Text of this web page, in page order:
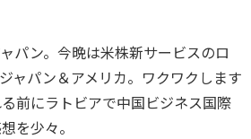
パン。今晩は米株新サービスのロ
ャパン＆アメリカ。ワクワクします
前にラトビアで中国ビジネス国際
を少々。